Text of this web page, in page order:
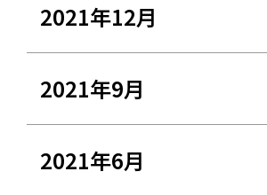
2021年12月
2021年9月
2021年6月